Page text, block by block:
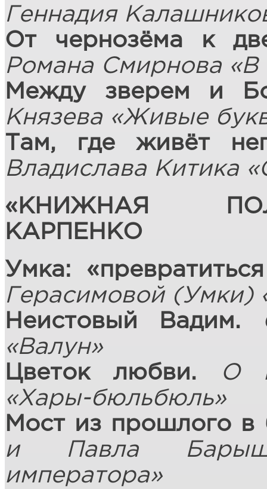
Геннадия
От чернозёма к
Романа Смирнова «В
Между зверем и
Князева «Живые
Там, где живёт
Владислава Китика
«КНИЖНАЯ
КАРПЕНКО
Умка:
Герасимовой (Умки)
Неистовый Вадим.
«Валун»
Цветок любви.
О
«Хары-бюльбюль»
Мост из прошлого
и Павла
императора»